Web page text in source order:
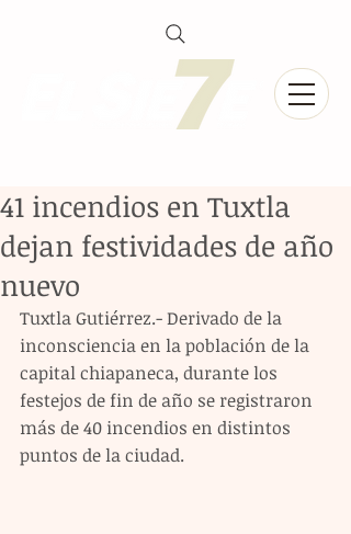
41 incendios en Tuxtla
dejan festividades de año
nuevo
Tuxtla Gutiérrez.- Derivado de la
inconsciencia en la población de la
capital chiapaneca, durante los
festejos de fin de año se registraron
más de 40 incendios en distintos
puntos de la ciudad.